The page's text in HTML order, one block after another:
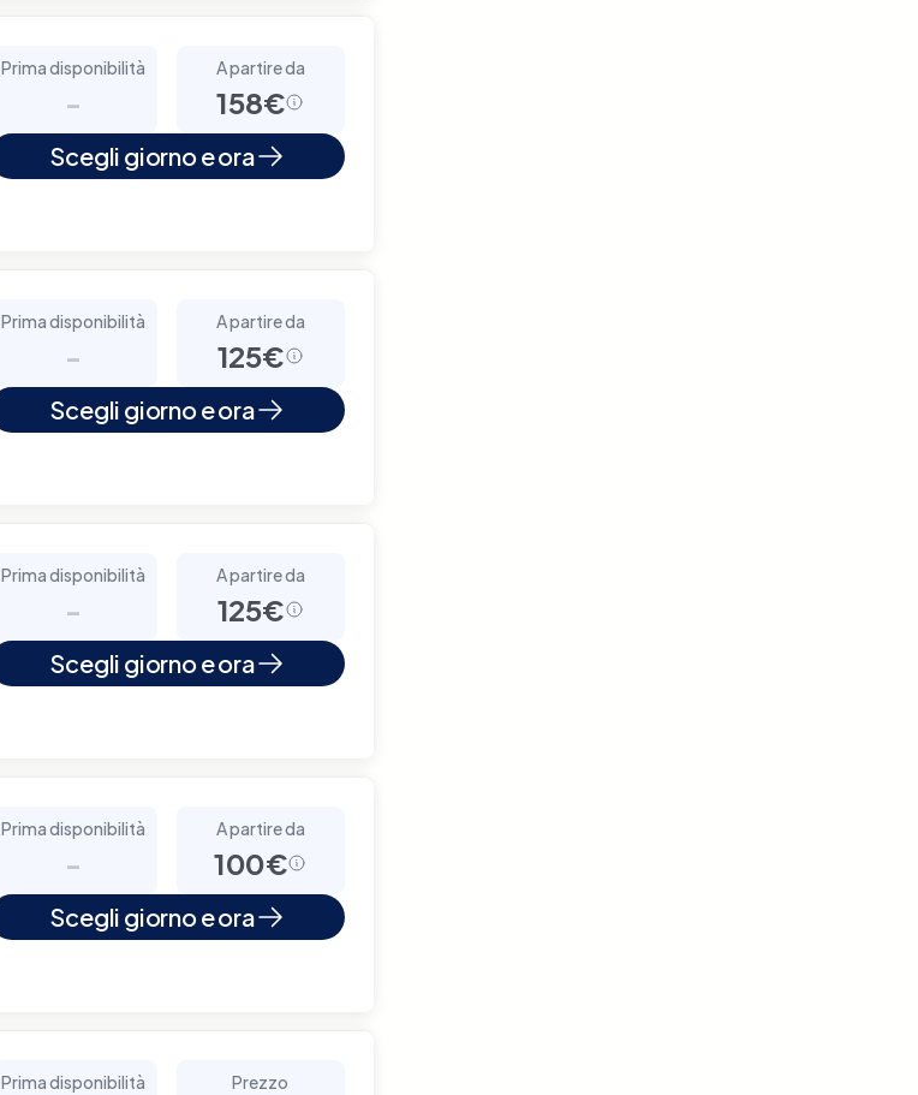
Prima disponibilità
-
A partire da
158€
Scegli giorno e ora
Prima disponibilità
-
A partire da
125€
Scegli giorno e ora
Prima disponibilità
-
A partire da
125€
Scegli giorno e ora
Prima disponibilità
-
A partire da
100€
Scegli giorno e ora
Prima disponibilità Prezzo